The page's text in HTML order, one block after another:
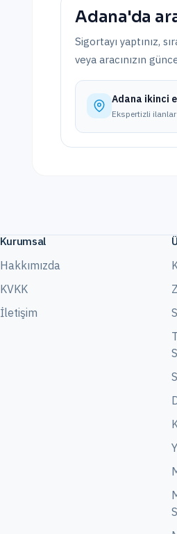
Adana'da
Sigortayı yaptınız,
veya aracınızın
Adana ikinci
Ekspertizli
Kurumsal
Hakkımızda
KVKK
İletişim